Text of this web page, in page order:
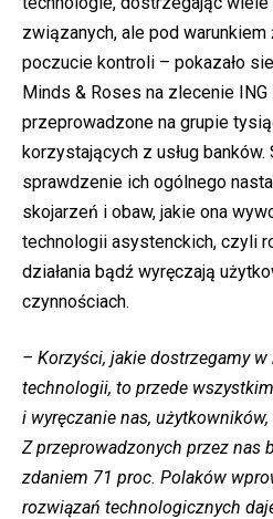
związanych, ale pod warunkiem
poczucie kontroli – pokazało
Minds & Roses na zlecenie
przeprowadzone na grupie
korzystających z usług banków.
sprawdzenie ich ogólnego
skojarzeń i obaw, jakie ona
technologii asystenckich, czyli
działania bądź wyręczają
czynnościach.
– Korzyści, jakie dostrzegamy
technologii, to przede
i wyręczanie nas,
Z przeprowadzonych przez nas
zdaniem 71 proc. Polaków
rozwiązań technologicznych